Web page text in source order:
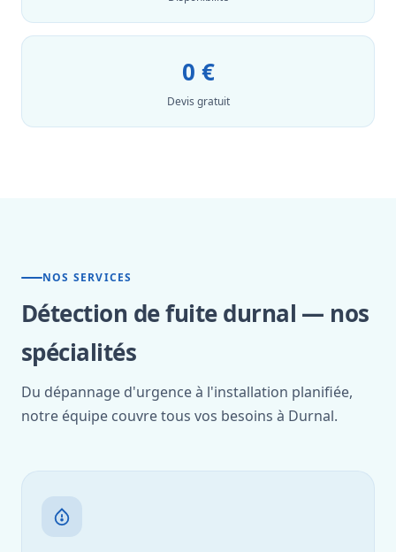
0 €
Devis gratuit
NOS SERVICES
Détection de fuite durnal — nos
spécialités
Du dépannage d'urgence à l'installation planifiée,
notre équipe couvre tous vos besoins à Durnal.